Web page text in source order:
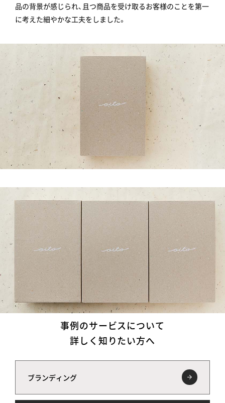
品の背景が感じられ、且つ商品を受け取るお客様のことを第一
に考えた細やかな工夫をしました。
事例のサービスについて
詳しく知りたい方へ
ブランディング